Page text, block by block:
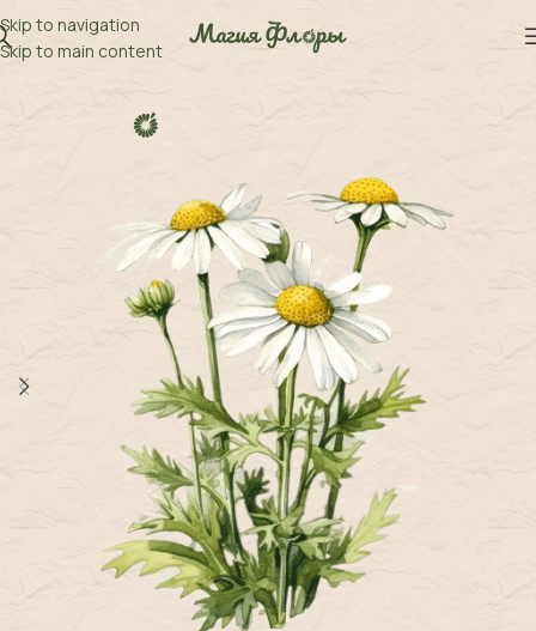
Skip to navigation
Skip to main content